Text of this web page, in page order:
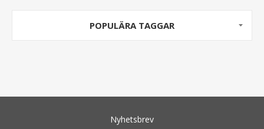
POPULÄRA TAGGAR
Nyhetsbrev